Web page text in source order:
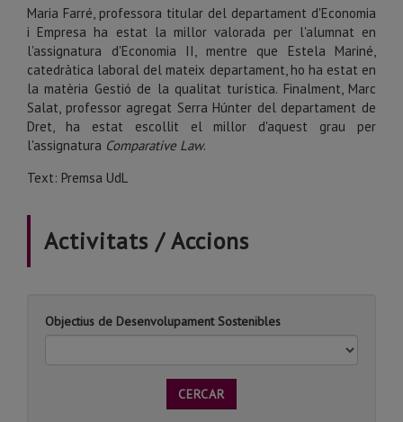
Maria Farré, professora titular del departament d'Economia
i Empresa ha estat la millor valorada per l'alumnat en
l'assignatura d'Economia II, mentre que Estela Mariné,
catedràtica laboral del mateix departament, ho ha estat en
la matèria Gestió de la qualitat turística. Finalment, Marc
Salat, professor agregat Serra Húnter del departament de
Dret, ha estat escollit el millor d'aquest grau per
l'assignatura Comparative Law.
Text: Premsa UdL
Activitats / Accions
Objectius de Desenvolupament Sostenibles
CERCAR